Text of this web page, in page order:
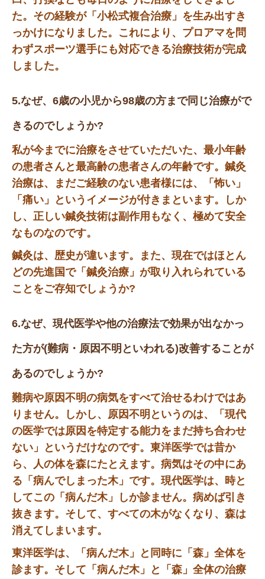
た。その経験が「小松式複合治療」を生み出すき
っかけになりました。これにより、プロアマを問
わずスポーツ選手にも対応できる治療技術が完成
しました。
5.なぜ、6歳の小児から98歳の方まで同じ治療がで
きるのでしょうか?
私が今までに治療をさせていただいた、最小年齢
の患者さんと最高齢の患者さんの年齢です。鍼灸
治療は、まだご経験のない患者様には、「怖い」
「痛い」というイメージが付きまといます。しか
し、正しい鍼灸技術は副作用もなく、極めて安全
なものなのです。
鍼灸は、歴史が違います。また、現在ではほとん
どの先進国で「鍼灸治療」が取り入れられている
ことをご存知でしょうか?
6.なぜ、現代医学や他の治療法で効果が出なかっ
た方が(難病・原因不明といわれる)改善することが
あるのでしょうか?
難病や原因不明の病気をすべて治せるわけではあ
りません。しかし、原因不明というのは、「現代
の医学では原因を特定する能力をまだ持ち合わせ
ない」というだけなのです。東洋医学では昔か
ら、人の体を森にたとえます。病気はその中にあ
る「病んでしまった木」です。現代医学は、時と
してこの「病んだ木」しか診ません。病めば引き
抜きます。そして、すべての木がなくなり、森は
消えてしまいます。
東洋医学は、「病んだ木」と同時に「森」全体を
診ます。そして「病んだ木」と「森」全体の治療